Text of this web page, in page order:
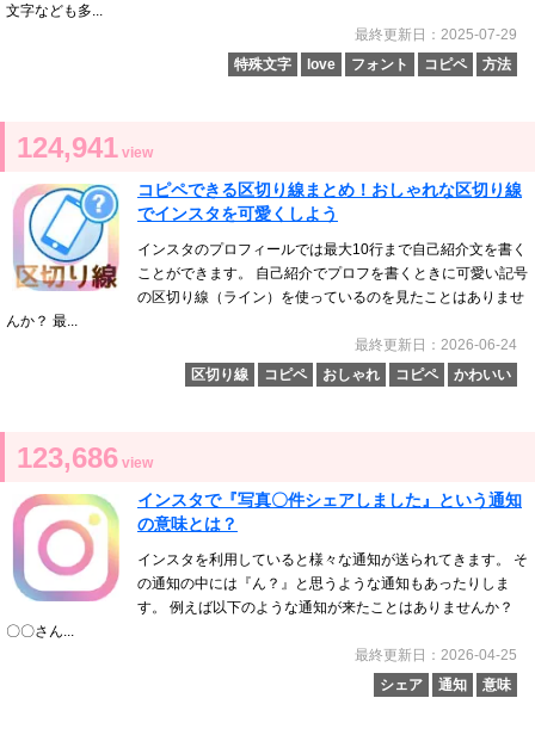
文字なども多...
最終更新日：2025-07-29
特殊文字
love フォント コピペ 方法
124,941 view
コピペできる区切り線まとめ！おしゃれな区切り線
でインスタを可愛くしよう
インスタのプロフィールでは最大10行まで自己紹介文を書く
ことができます。 自己紹介でプロフを書くときに可愛い記号
の区切り線（ライン）を使っているのを見たことはありませ
んか？ 最...
最終更新日：2026-06-24
区切り線
コピペ おしゃれ コピペ かわいい
123,686 view
インスタで『写真〇件シェアしました』という通知
の意味とは？
インスタを利用していると様々な通知が送られてきます。 そ
の通知の中には『ん？』と思うような通知もあったりしま
す。 例えば以下のような通知が来たことはありませんか？
〇〇さん...
最終更新日：2026-04-25
シェア
通知 意味